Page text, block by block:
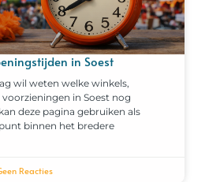
in Soest
wil weten welke winkels,
in Soest nog
deze pagina gebruiken als
binnen het bredere
Reacties